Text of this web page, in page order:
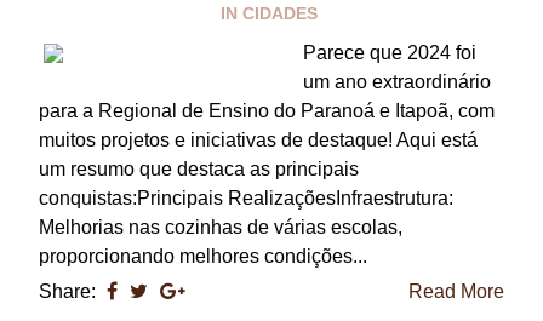
IN CIDADES
Parece que 2024 foi
um ano extraordinário
para a Regional de Ensino do Paranoá e Itapoã, com
muitos projetos e iniciativas de destaque! Aqui está
um resumo que destaca as principais
conquistas:Principais RealizaçõesInfraestrutura:
Melhorias nas cozinhas de várias escolas,
proporcionando melhores condições...
Share:
Read More